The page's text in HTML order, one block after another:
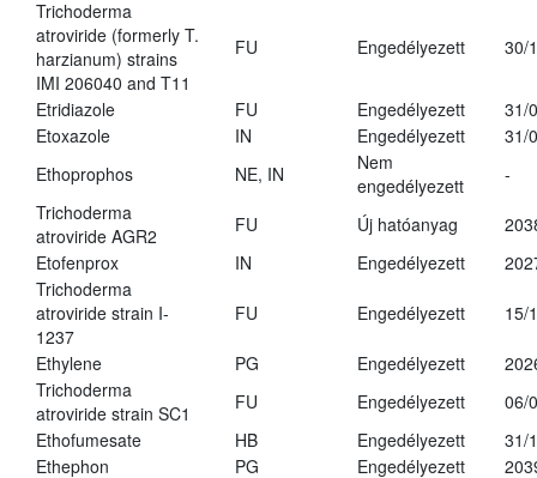
Trichoderma
atroviride (formerly T.
harzianum) strains
IMI 206040 and T11
FU Engedélyezett 30/
Etridiazole FU Engedélyezett
31/
Etoxazole
IN Engedélyezett
31/
Ethoprophos
NE, IN
Nem
engedélyezett
-
Trichoderma
atroviride AGR2
FU Új hatóanyag
Etofenprox
IN Engedélyezett
Trichoderma
atroviride strain I-
1237
FU Engedélyezett 15/
Ethylene PG Engedélyezett
Trichoderma
atroviride strain SC1
FU Engedélyezett
06/
Ethofumesate
HB Engedélyezett
31/
Ethephon
PG Engedélyezett